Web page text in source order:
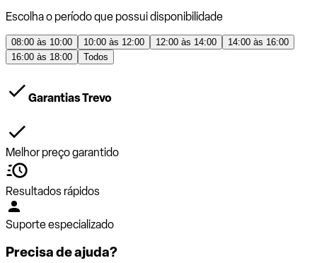
Escolha o período que possui disponibilidade
08:00 às 10:00 10:00 às 12:00 12:00 às 14:00
14:00 às 16:00
16:00 às 18:00
Todos
Garantias Trevo
Melhor preço garantido
Resultados rápidos
Suporte especializado
Precisa de ajuda?